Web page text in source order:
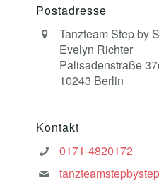
Postadresse
Tanzteam Step by
Evelyn Richter
Palisadenstraße
10243 Berlin
Kontakt
0171-4820172